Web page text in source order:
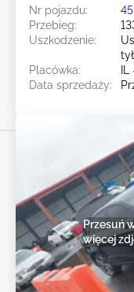
Nr pojazdu:
Przebieg:
Uszkodzenie:
Placówka:
IL
Data sprzedaży:
Przesuń
więcej